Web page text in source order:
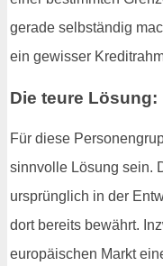
gerade selbständig
ein gewisser
Die teure
Für diese
sinnvolle Lösung sein.
ursprünglich in der
dort bereits bewährt.
europäischen Markt